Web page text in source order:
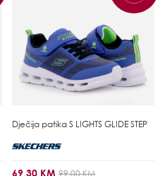
Dječija patika S LIGHTS GLIDE STEP
69,30 KM 99,00 KM